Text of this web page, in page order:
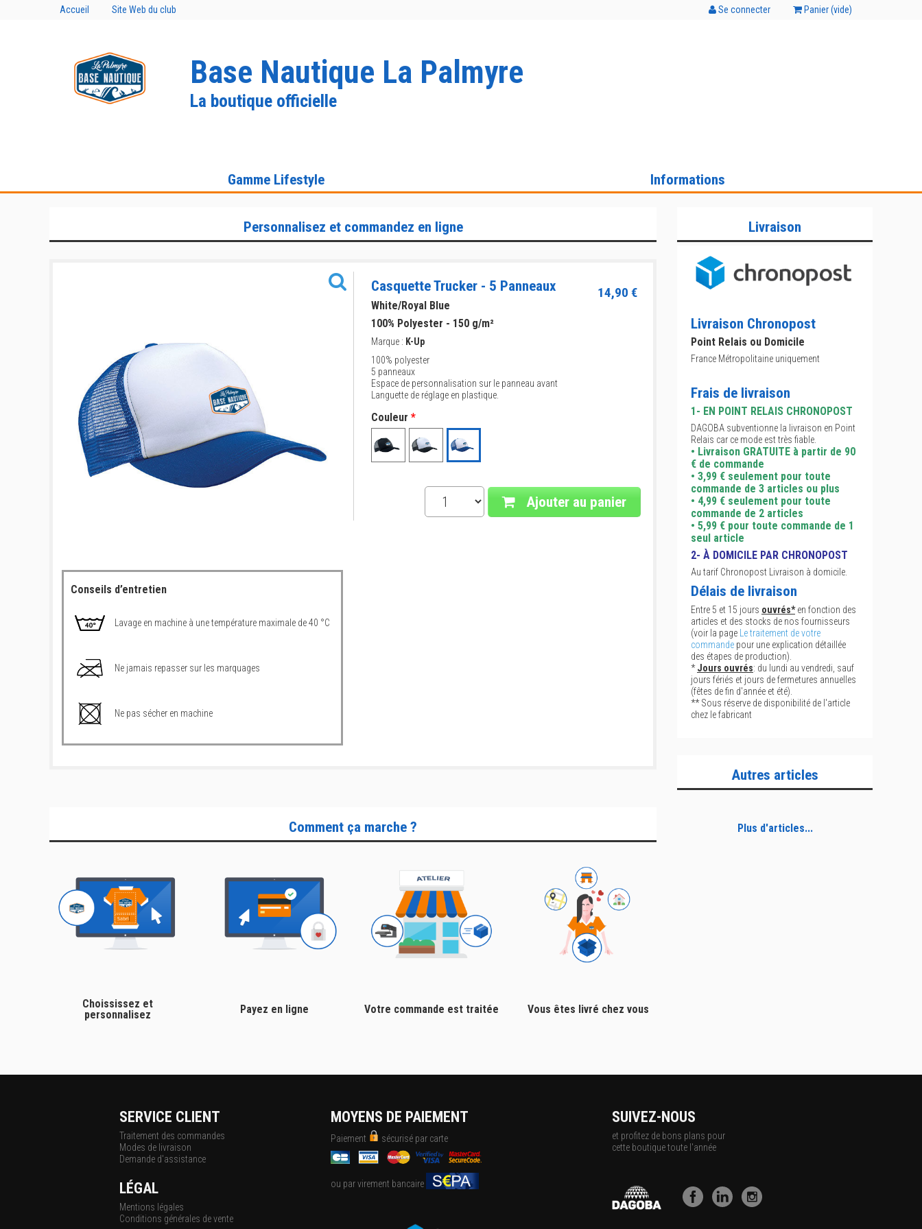
Accueil Site Web du club Se connecter Panier (vide)
Base Nautique La Palmyre
La boutique officielle
Gamme Lifestyle Informations
Personnalisez et commandez en ligne
Conseils d’entretien
Lavage en machine à une température maximale de 40 °C
Ne jamais repasser sur les marquages
Ne pas sécher en machine
Casquette Trucker - 5 Panneaux 14,90 €
White/Royal Blue
100% Polyester - 150 g/m²
Marque : K-Up
100% polyester
5 panneaux
Espace de personnalisation sur le panneau avant
Languette de réglage en plastique.
Couleur *
Ajouter au panier
Comment ça marche ?
Choississez et
personnalisez
Payez en ligne Votre commande est traitée Vous êtes livré chez vous
Livraison
Livraison Chronopost
Point Relais ou Domicile
France Métropolitaine uniquement
Frais de livraison
1- EN POINT RELAIS CHRONOPOST
DAGOBA subventionne la livraison en Point
Relais car ce mode est très fiable.
• Livraison GRATUITE à partir de 90
€ de commande
• 3,99 € seulement pour toute
commande de 3 articles ou plus
• 4,99 € seulement pour toute
commande de 2 articles
• 5,99 € pour toute commande de 1
seul article
2- À DOMICILE PAR CHRONOPOST
Au tarif Chronopost Livraison à domicile.
Délais de livraison
Entre 5 et 15 jours ouvrés*en fonction des
articles et des stocks de nos fournisseurs
(voir la page
Le traitement de votre
commande pour une explication détaillée
des étapes de production).
*Jours ouvrés: du lundi au vendredi, sauf
jours fériés et jours de fermetures annuelles
(fêtes de fin d'année et été).
** Sous réserve de disponibilité de l'article
chez le fabricant
Autres articles
Plus d'articles...
SERVICE CLIENT
Traitement des commandes
Modes de livraison
Demande d'assistance
LÉGAL
Mentions légales
Conditions générales de vente
MOYENS DE PAIEMENT
Paiement sécurisé par carte
ou par virement bancaire
SUIVEZ-NOUS
et profitez de bons plans pour
cette boutique toute l'année